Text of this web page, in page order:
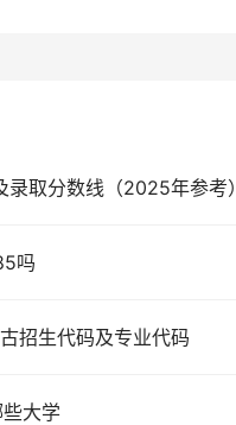
取分数线（2025年参考）
吗
招生代码及专业代码
大学